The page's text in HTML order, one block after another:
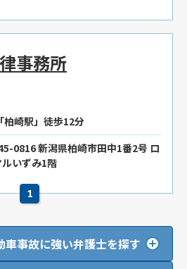
事務所
柏崎駅」徒歩12分
0816 新潟県柏崎市田中1番2号 ロ
ルいずみ1階
1
車事故に強い弁護士を探す